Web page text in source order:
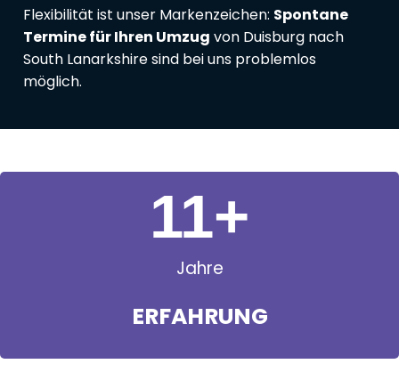
Flexibilität ist unser Markenzeichen: Spontane
Termine für Ihren Umzug von Duisburg nach
South Lanarkshire sind bei uns problemlos
möglich.
Jahre
ERFAHRUNG
11+